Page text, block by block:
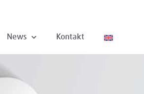
News Kontakt